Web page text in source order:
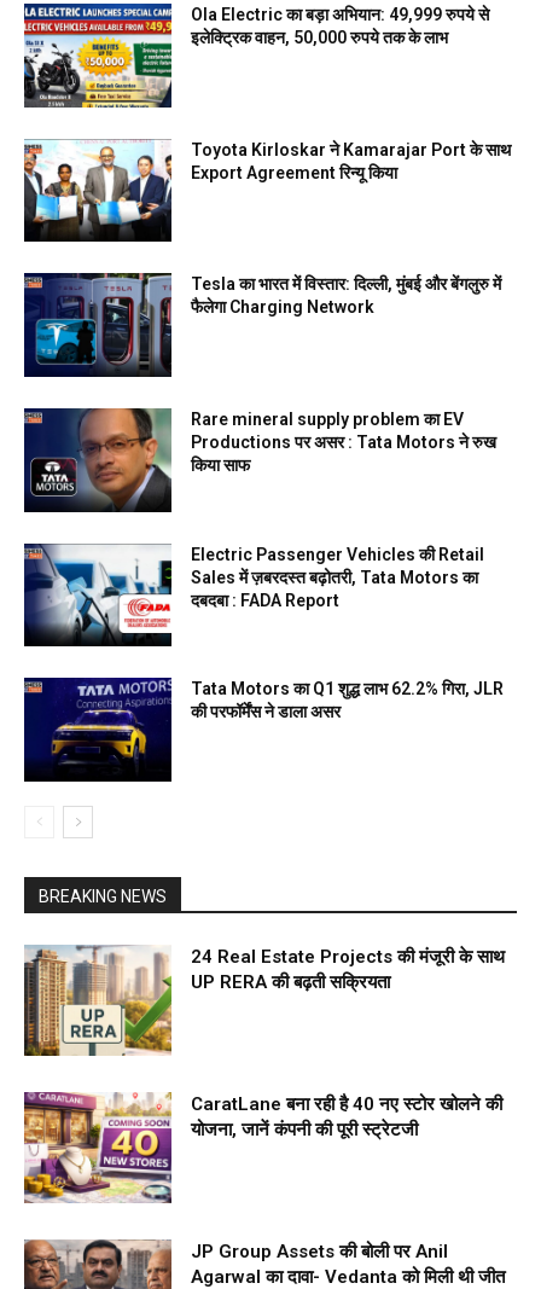
Ola Electric का बड़ा अभियान: 49,999 रुपये से
इलेक्ट्रिक वाहन, 50,000 रुपये तक के लाभ
Toyota Kirloskar ने Kamarajar Port के साथ
Export Agreement रिन्यू किया
Tesla का भारत में विस्तार: दिल्ली, मुंबई और बेंगलुरु में
फैलेगा Charging Network
Rare mineral supply problem का EV
Productions पर असर : Tata Motors ने रुख
किया साफ
Electric Passenger Vehicles की Retail
Sales में ज़बरदस्त बढ़ोतरी, Tata Motors का
दबदबा : FADA Report
Tata Motors का Q1 शुद्ध लाभ 62.2% गिरा, JLR
की परफॉर्मेंस ने डाला असर
BREAKING NEWS
24 Real Estate Projects की मंजूरी के साथ
UP RERA की बढ़ती सक्रियता
CaratLane बना रही है 40 नए स्टोर खोलने की
योजना, जानें कंपनी की पूरी स्ट्रेटजी
JP Group Assets की बोली पर Anil
Agarwal का दावा- Vedanta को मिली थी जीत